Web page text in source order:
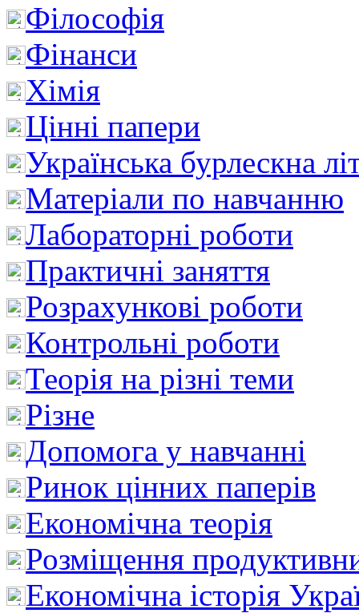
Філософія
Фінанси
Хімія
Цінні папери
Українська бурлескна
Матеріали по навчанню
Лабораторні роботи
Практичні заняття
Розрахункові роботи
Контрольні роботи
Теорія на різні теми
Різне
Допомога у навчанні
Ринок цінних паперів
Економічна теорія
Розміщення
Економічна історія